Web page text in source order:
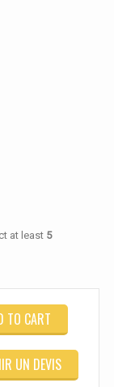
at least 5
TO CART
UN DEVIS